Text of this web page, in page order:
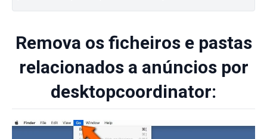
Remova os ficheiros e pastas
relacionados a anúncios por
desktopcoordinator: